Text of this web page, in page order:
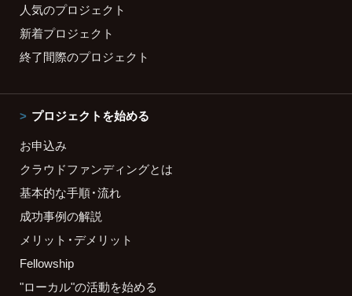
人気のプロジェクト
新着プロジェクト
終了間際のプロジェクト
プロジェクトを始める
お申込み
クラウドファンディングとは
基本的な手順・流れ
成功事例の解説
メリット・デメリット
Fellowship
"ローカル"の活動を始める